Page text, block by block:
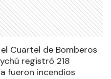
Cuartel de Bomberos
registró 218
fueron incendios